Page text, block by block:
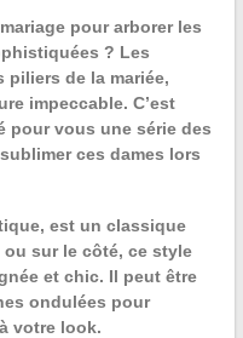
pour arborer les
? Les
piliers de la mariée,
impeccable. C’est
pour vous une série des
ces dames lors
, est un classique
ou sur le côté, ce style
et chic. Il peut être
ondulées pour
votre look.